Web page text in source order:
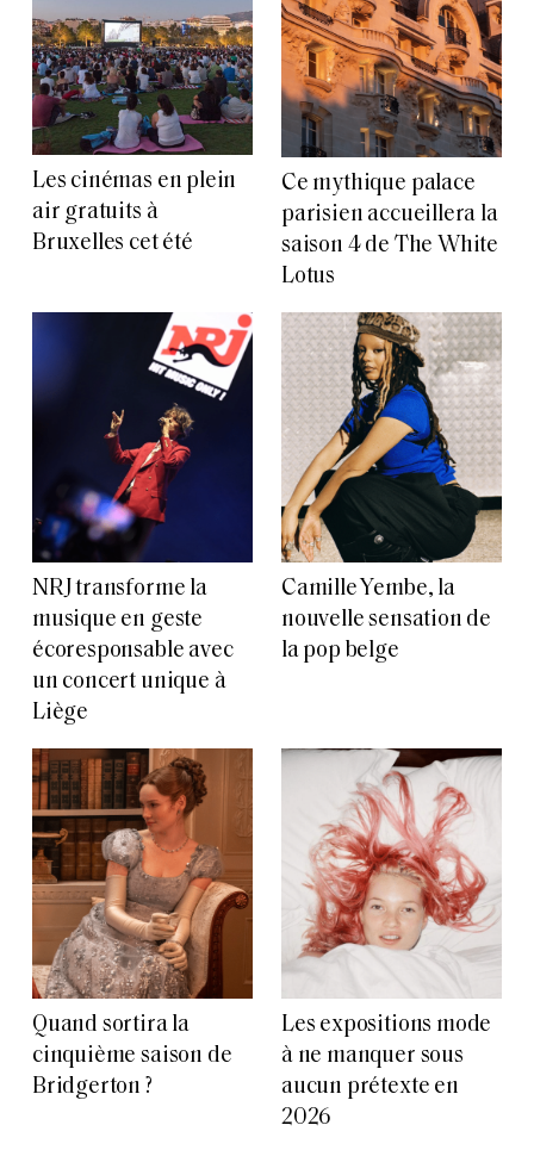
Les cinémas en plein
air gratuits à
Bruxelles cet été
Ce mythique palace
parisien accueillera la
saison 4 de The White
Lotus
NRJ transforme la
musique en geste
écoresponsable avec
un concert unique à
Liège
Camille Yembe, la
nouvelle sensation de
la pop belge
Quand sortira la
cinquième saison de
Bridgerton ?
Les expositions mode
à ne manquer sous
aucun prétexte en
2026